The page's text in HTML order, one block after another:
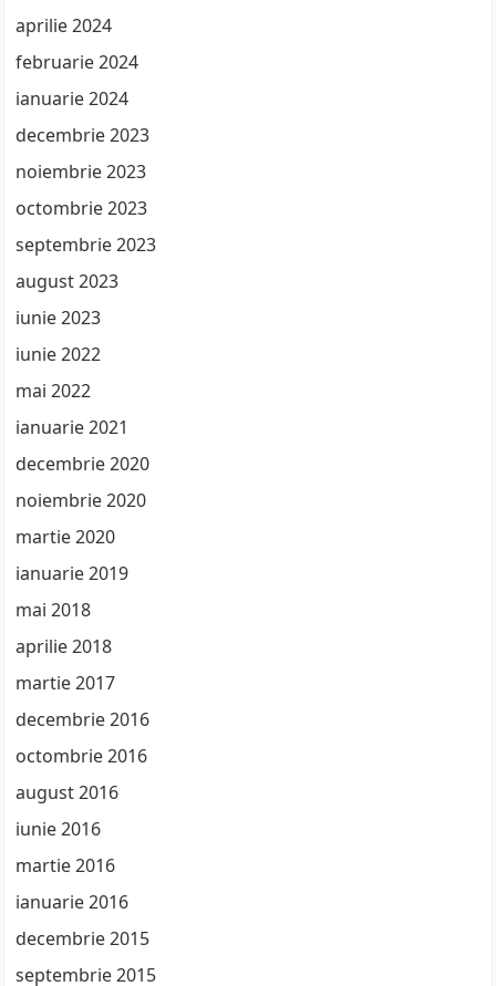
aprilie 2024
februarie 2024
ianuarie 2024
decembrie 2023
noiembrie 2023
octombrie 2023
septembrie 2023
august 2023
iunie 2023
iunie 2022
mai 2022
ianuarie 2021
decembrie 2020
noiembrie 2020
martie 2020
ianuarie 2019
mai 2018
aprilie 2018
martie 2017
decembrie 2016
octombrie 2016
august 2016
iunie 2016
martie 2016
ianuarie 2016
decembrie 2015
septembrie 2015